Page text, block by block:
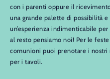
con i parenti oppure il
una grande palette di possibilità
un’esperienza indimenticabile
al resto pensiamo noi! Per le
comunioni puoi prenotare i
per i tavoli.